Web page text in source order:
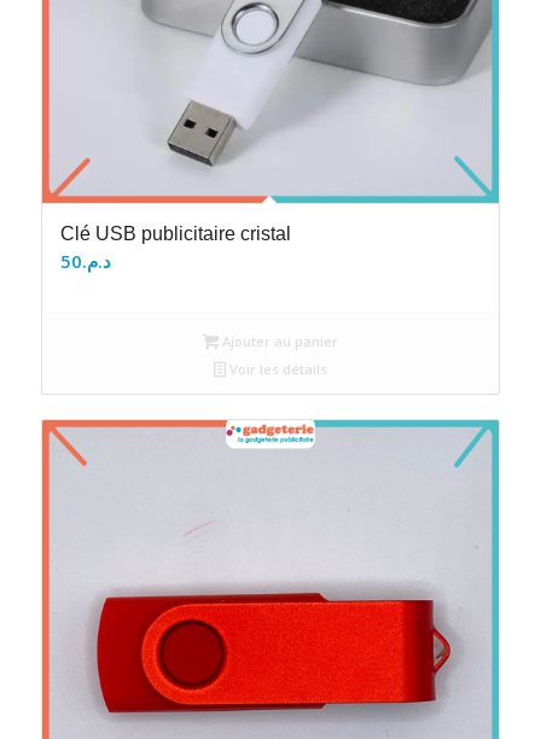
Clé USB publicitaire cristal
د.م.50
Ajouter au panier
Voir les détails